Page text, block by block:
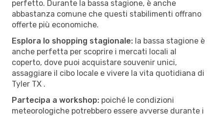
perfetto. Durante la bassa stagione, è anche
abbastanza comune che questi stabilimenti offrano
offerte più economiche.
Esplora lo shopping stagionale: la bassa stagione è
anche perfetta per scoprire i mercati locali al
coperto, dove puoi acquistare souvenir unici,
assaggiare il cibo locale e vivere la vita quotidiana di
Tyler TX .
Partecipa a workshop: poiché le condizioni
meteorologiche potrebbero essere avverse durante i